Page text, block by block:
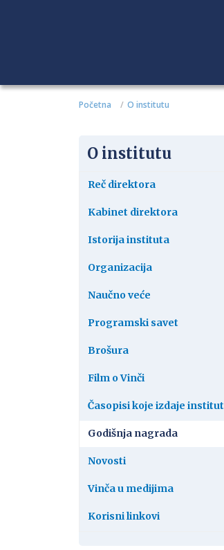
Početna O institutu
O institutu
Reč direktora
Kabinet direktora
Istorija instituta
Organizacija
Naučno veće
Programski savet
Brošura
Film o Vinči
Časopisi koje izdaje institut
Godišnja nagrada
Novosti
Vinča u medijima
Korisni linkovi